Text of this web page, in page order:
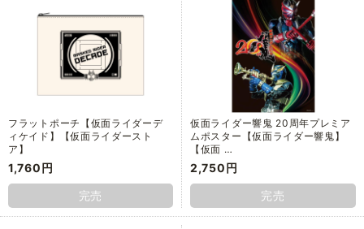
フラットポーチ【仮面ライダーデ
ィケイド】【仮面ライダースト
ア】
1,760円
完売
仮面ライダー響鬼 20周年プレミア
ムポスター【仮面ライダー響鬼】
【仮面 …
2,750円
完売